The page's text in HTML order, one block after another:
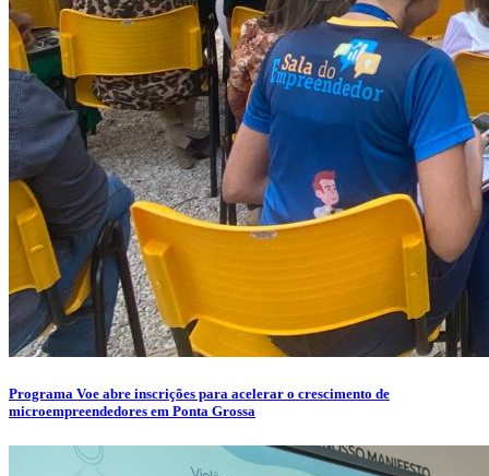
Programa Voe abre inscrições para acelerar o crescimento de
microempreendedores em Ponta Grossa